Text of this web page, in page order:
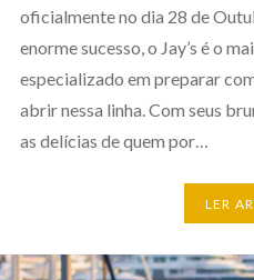
oficialmente no dia 28 de
enorme sucesso, o Jay’s é o
especializado em preparar
abrir nessa linha. Com seus
as delícias de quem por…
LER